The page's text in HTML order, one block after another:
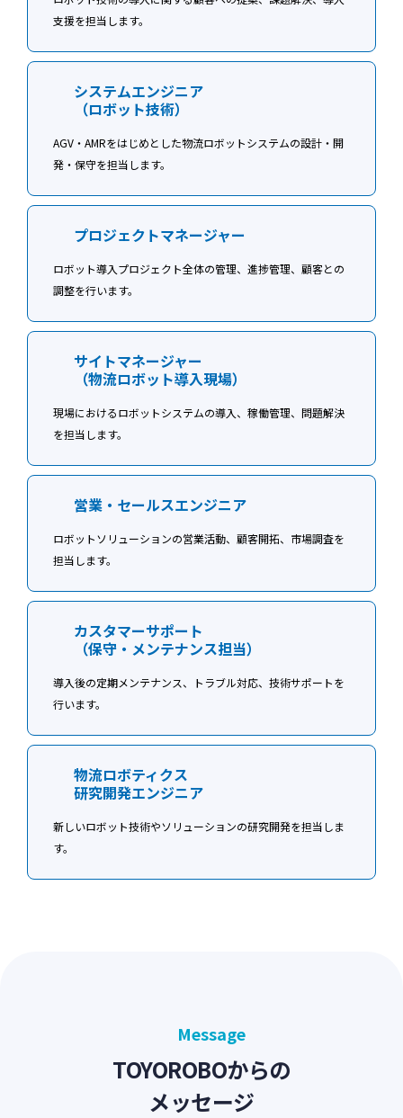
支援を担当します。
システムエンジニア
（ロボット技術）
AGV・AMRをはじめとした物流ロボットシステムの設計・開
発・保守を担当します。
プロジェクトマネージャー
ロボット導入プロジェクト全体の管理、進捗管理、顧客との
調整を行います。
サイトマネージャー
（物流ロボット導入現場）
現場におけるロボットシステムの導入、稼働管理、問題解決
を担当します。
営業・セールスエンジニア
ロボットソリューションの営業活動、顧客開拓、市場調査を
担当します。
カスタマーサポート
（保守・メンテナンス担当）
導入後の定期メンテナンス、トラブル対応、技術サポートを
行います。
物流ロボティクス
研究開発エンジニア
新しいロボット技術やソリューションの研究開発を担当しま
す。
Message
TOYOROBOからの
メッセージ